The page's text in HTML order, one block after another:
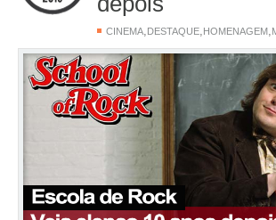
CINEMA DESTAQUE HOMENAGEM